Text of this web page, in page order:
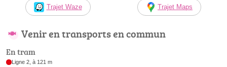
Trajet Waze Trajet Maps
Venir en transports en commun
En tram
Ligne 2, à 121 m